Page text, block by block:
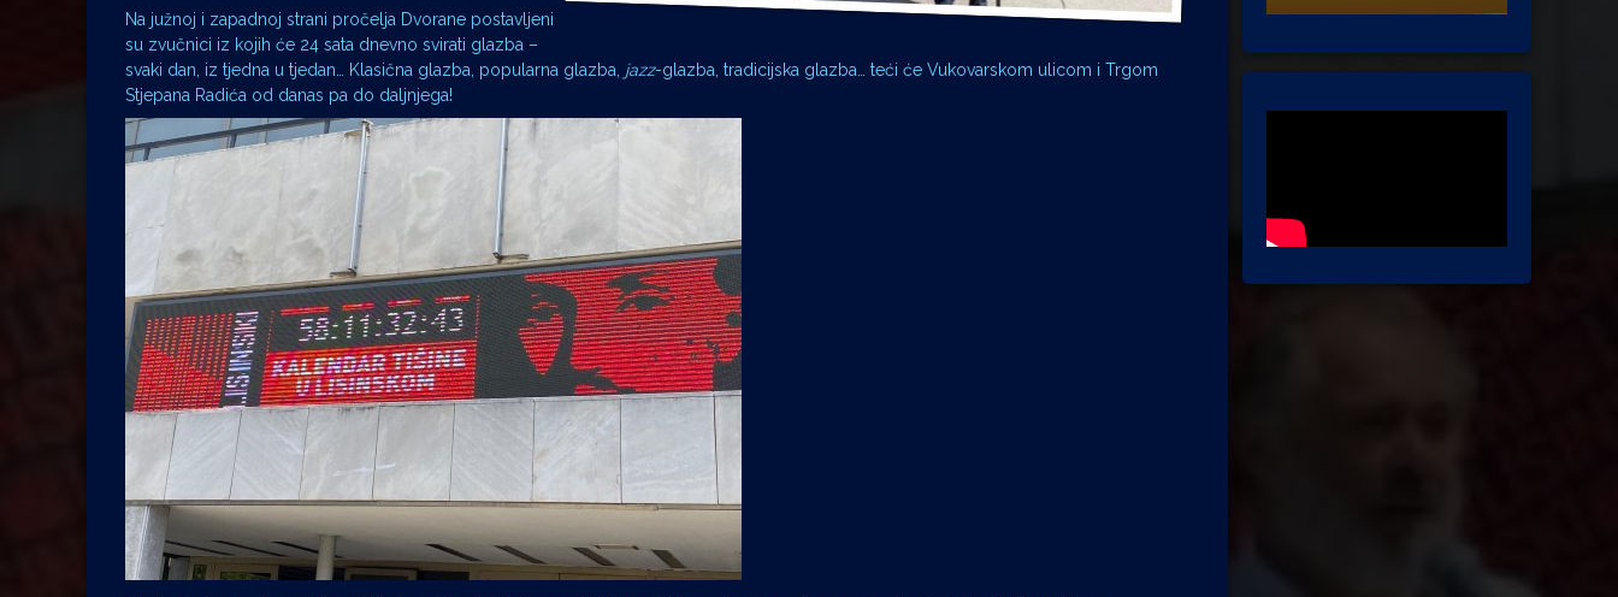
Na južnoj i zapadnoj strani pročelja Dvorane postavljeni
su zvučnici iz kojih će 24 sata dnevno svirati glazba –
svaki dan, iz tjedna u tjedan… Klasična glazba, popularna glazba, jazz-glazba, tradicijska glazba… teći će Vukovarskom ulicom i Trgom
Stjepana Radića od danas pa do daljnjega!